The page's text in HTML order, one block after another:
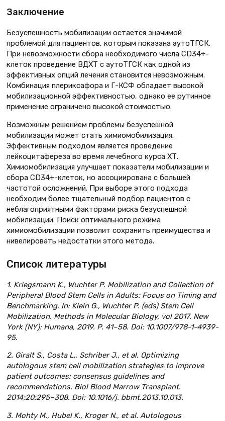
Заключение
Безуспешность мобилизации остается значимой
проблемой для пациентов, которым показана аутоТГСК.
При невозможности сбора необходимого числа CD34+-
клеток проведение ВДХТ с аутоТГСК как одной из
эффективных опций лечения становится невозможным.
Комбинация плериксафора и Г-КСФ обладает высокой
мобилизационной эффективностью, однако ее рутинное
применение ограничено высокой стоимостью.
Возможным решением проблемы безуспешной
мобилизации может стать химиомобилизация.
Эффективным подходом является проведение
лейкоцитафереза во время лечебного курса ХТ.
Химиомобилизация улучшает показатели мобилизации и
сбора CD34+-клеток, но ассоциирована с большей
частотой осложнений. При выборе этого подхода
необходим более тщательный подбор пациентов с
неблагоприятными факторами риска безуспешной
мобилизации. Поиск оптимального режима
химиомобилизации позволит сохранить преимущества и
нивелировать недостатки этого метода.
Список литературы
1. Kriegsmann K., Wuchter P. Mobilization and Collection of
Peripheral Blood Stem Cells in Adults: Focus on Timing and
Benchmarking. In: Klein G., Wuchter P. (eds) Stem Cell
Mobilization. Methods in Molecular Biology, vol 2017. New
York (NY): Humana, 2019. P. 41–58. Doi: 10.1007/978-1-4939-
95.
2. Giralt S., Costa L., Schriber J., et al. Optimizing
autologous stem cell mobilization strategies to improve
patient outcomes: consensus guidelines and
recommendations. Biol Blood Marrow Transplant.
2014;20:295–308. Doi: 10.1016/j. bbmt.2013.10.013.
3. Mohty M., Hubel K., Kroger N., et al. Autologous